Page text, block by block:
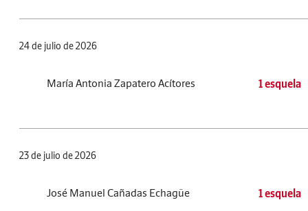
24 de julio de 2026
María Antonia Zapatero Acítores 1 esquela
23 de julio de 2026
José Manuel Cañadas Echagüe 1 esquela